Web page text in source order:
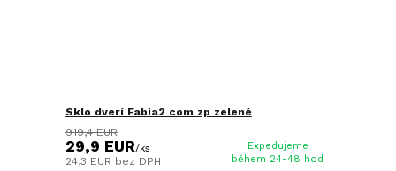
Sklo dverí Fabia2 com zp zelené
919,4 EUR
29,9 EUR/ks
24,3 EUR bez DPH
Expedujeme
během 24-48 hod